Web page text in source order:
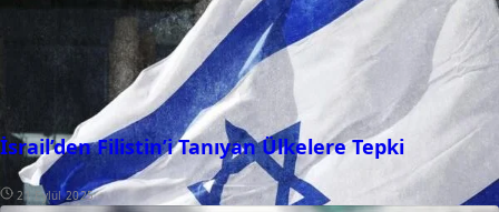
İsrail’den Filistin’i Tanıyan Ülkelere Tepki
21 Eylül 2025